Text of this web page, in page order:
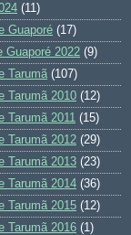
(11)
Guaporé (17)
Guaporé 2022 (9)
Tarumã (107)
Tarumã 2010 (12)
Tarumã 2011 (15)
Tarumã 2012 (29)
Tarumã 2013 (23)
Tarumã 2014 (36)
Tarumã 2015 (12)
Tarumã 2016 (1)